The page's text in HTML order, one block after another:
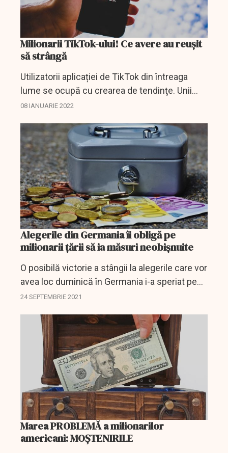
Milionarii TikTok-ului! Ce avere au reușit
să strângă
Utilizatorii aplicației de TikTok din întreaga
lume se ocupă cu crearea de tendinţe. Unii
dintre ei devin nume cunoscute şi-şi
platformă. Tânărul...
08 IANUARIE 2022
Alegerile din Germania îi obligă pe
milionarii țării să ia măsuri neobișnuite
O posibilă victorie a stângii la alegerile care vor
avea loc duminică în Germania i-a speriat pe
milionarii din această ţară care vor să îşi mute
24 SEPTEMBRIE 2021
Marea PROBLEMĂ a milionarilor
americani: MOȘTENIRILE